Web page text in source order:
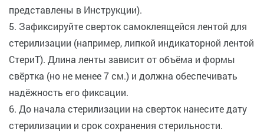
представлены в Инструкции).
5. Зафиксируйте сверток самоклеящейся лентой для
стерилизации (например, липкой индикаторной лентой
СтериТ). Длина ленты зависит от объёма и формы
свёртка (но не менее 7 см.) и должна обеспечивать
надёжность его фиксации.
6. До начала стерилизации на сверток нанесите дату
стерилизации и срок сохранения стерильности.